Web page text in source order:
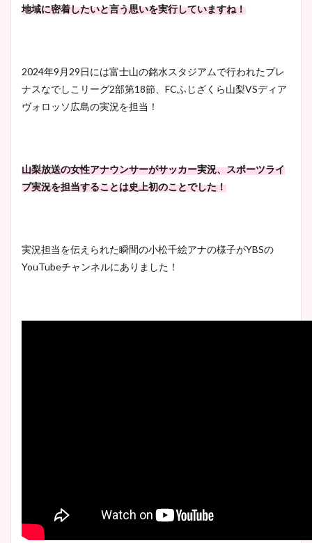
地域に密着したいと言う思いを実行していますね！
2024年9月29日には富士山の銘水スタジアムで行われたプレ
ナスなでしこリーグ2部第18節、FCふじざくら山梨VSディア
ヴォロッソ広島の実況を担当！
山梨放送の女性アナウンサーがサッカー実況、スポーツライ
ブ実況を担当することは史上初のことでした！
実況担当を伝えられた瞬間の小松千絵アナの様子がYBSの
YouTubeチャンネルにありました！